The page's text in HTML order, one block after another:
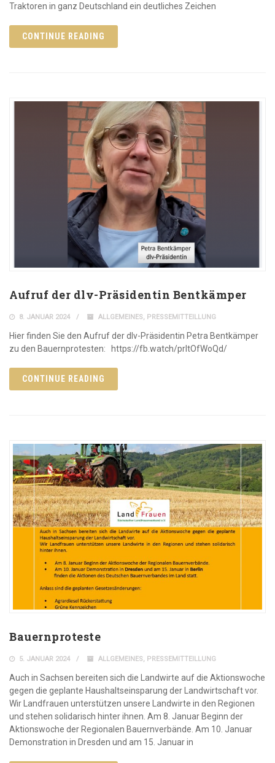
Traktoren in ganz Deutschland ein deutliches Zeichen
CONTINUE READING
Aufruf der dlv-Präsidentin Bentkämper
8. JANUAR 2024 ALLGEMEINES PRESSEMITTEILLUNG
Hier finden Sie den Aufruf der dlv-Präsidentin Petra Bentkämper
zu den Bauernprotesten: https://fb.watch/prltOfWoQd/
CONTINUE READING
Bauernproteste
5. JANUAR 2024 ALLGEMEINES, PRESSEMITTEILLUNG
Auch in Sachsen bereiten sich die Landwirte auf die Aktionswoche
gegen die geplante Haushaltseinsparung der Landwirtschaft vor.
Wir Landfrauen unterstützen unsere Landwirte in den Regionen
und stehen solidarisch hinter ihnen. Am 8. Januar Beginn der
Aktionswoche der Regionalen Bauernverbände. Am 10. Januar
Demonstration in Dresden und am 15. Januar in